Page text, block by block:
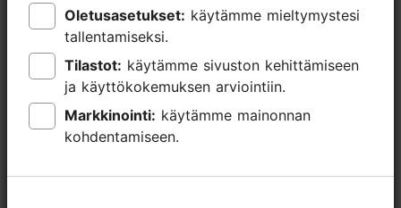
Oletusasetukset:
tallentamiseksi.
Tilastot:
ja käyttökokemuksen arviointiin.
Markkinointi:
kohdentamiseen.
Oletusasetukset:
tallentamiseksi.
Tilastot:
ja käyttökokemuksen arviointiin.
Markkinointi:
kohdentamiseen.